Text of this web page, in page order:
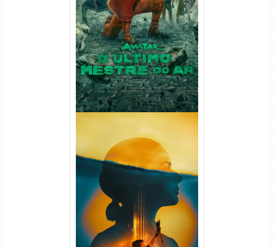
Avatar: O Último Mestre do
Ar 2ª Temporada Torrent
(2026) WEB-DL 1080p Dual
Áudio
Silo 2ª Temporada (2024)
WEB-DL 1080p Dual Áudio